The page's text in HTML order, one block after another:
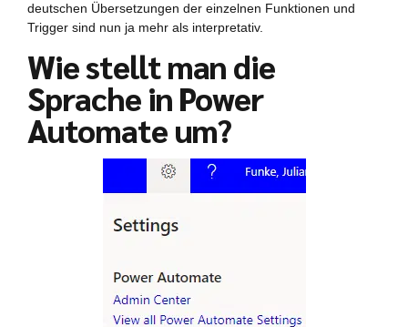
deutschen Übersetzungen der einzelnen Funktionen und
Trigger sind nun ja mehr als interpretativ.
Wie stellt man die
Sprache in Power
Automate um?